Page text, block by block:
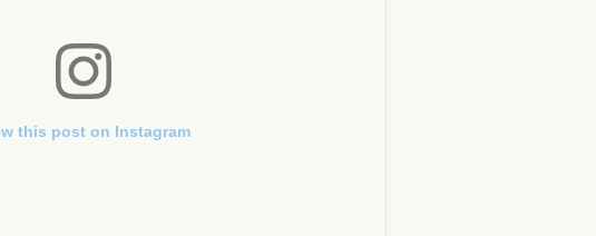
this post on Instagram